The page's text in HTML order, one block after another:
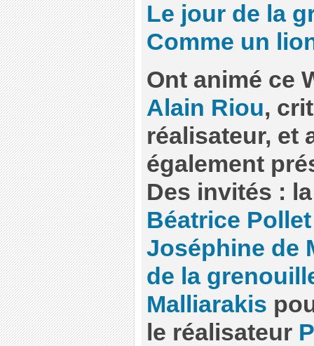
Le jour de la
Comme un
Ont animé ce
Alain Riou,
réalisateur, et
également
Des invités :
Béatrice Pollet
Joséphine de
de la
Malliarakis
le réalisateur